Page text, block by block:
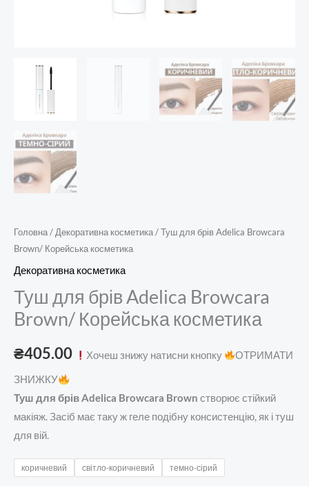
Головна/ Декоративна косметика/ Туш для брів Adelica Browcara
Brown/ Корейська косметика
Декоративна косметика
Туш для брів Adelica Browcara
Brown/ Корейська косметика
₴405.00 Хочеш знижу натисни кнопку ОТРИМАТИ
ЗНИЖКУ
Туш для брів Adelica Browcara Brown створює стійкий
макіяж. Засіб має таку ж геле подібну консистенцію, як і туш
для вій.
коричневий світло-коричневий темно-сірий